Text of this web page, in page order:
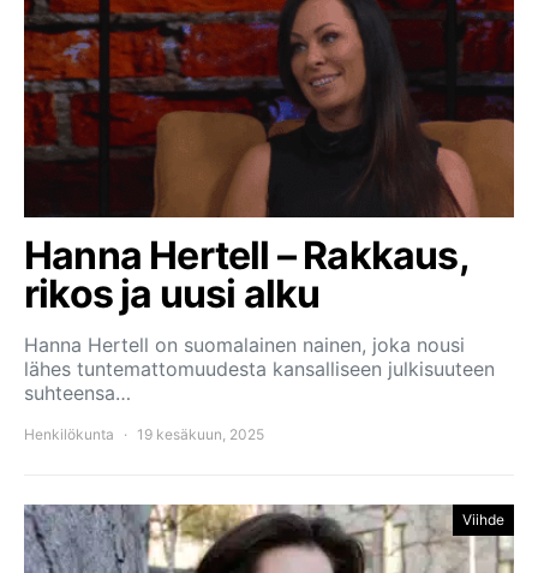
Hanna Hertell – Rakkaus,
rikos ja uusi alku
Hanna Hertell on suomalainen nainen, joka nousi
lähes tuntemattomuudesta kansalliseen julkisuuteen
suhteensa…
Henkilökunta 19 kesäkuun, 2025
Viihde